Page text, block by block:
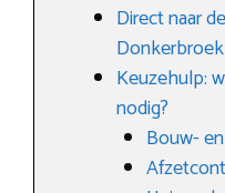
Direct naar
Donkerbroek
Keuzehulp:
nodig?
Bouw-